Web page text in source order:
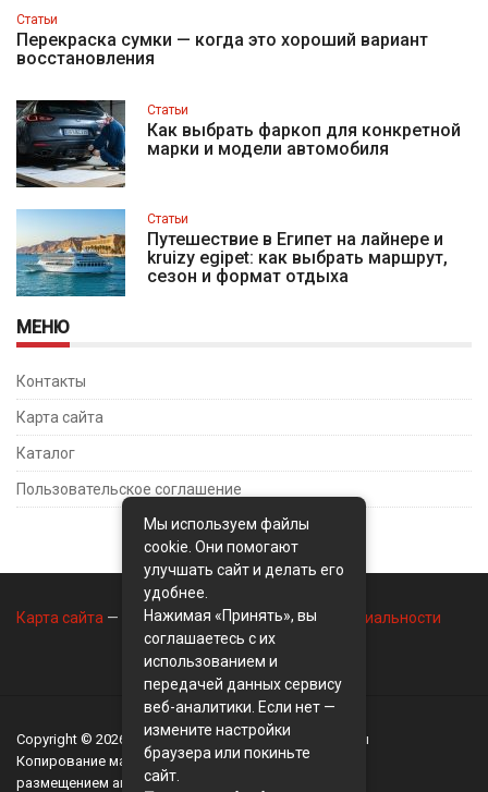
Статьи
Перекраска сумки — когда это хороший вариант
восстановления
Статьи
Как выбрать фаркоп для конкретной
марки и модели автомобиля
Статьи
Путешествие в Египет на лайнере и
kruizy egipet: как выбрать маршрут,
сезон и формат отдыха
МЕНЮ
Контакты
Карта сайта
Каталог
Пользовательское соглашение
Карта сайта — Контакты— Политика конфиденциальности
Copyright © 2026 BusinessMix- Экономика и финансы
Копирование материалов разрешается, только с
размещением активной ссылки на сайт
Мы используем файлы
cookie. Они помогают
улучшать сайт и делать его
удобнее.
Нажимая «Принять», вы
соглашаетесь с их
использованием и
передачей данных сервису
веб-аналитики. Если нет —
измените настройки
браузера или покиньте
сайт.